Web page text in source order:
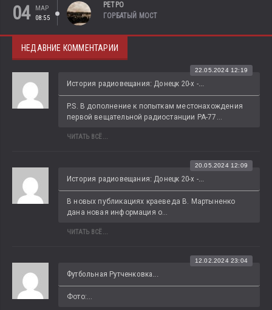
04
МАР
08:55
РЕТРО
ГОРБАТЫЙ МОСТ
НЕДАВНИЕ КОММЕНТАРИИ
История радиовещания: Донецк 20-х -...
22.05.2024 12:19
P.S. В дополнение к попыткам местонахождения
первой вещательной радиостанции РА-77...
ЧИТАТЬ ВСЁ...
История радиовещания: Донецк 20-х -...
20.05.2024 12:09
В новых публикациях краеведа В. Мартыненко
дана новая информация о...
ЧИТАТЬ ВСЁ...
Футбольная Рутченковка...
12.02.2024 23:04
Фото:...